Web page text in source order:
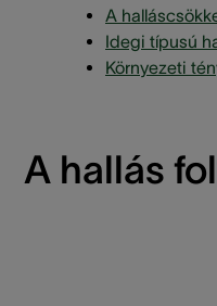
A
Idegi típusú
Környezeti
A hallás